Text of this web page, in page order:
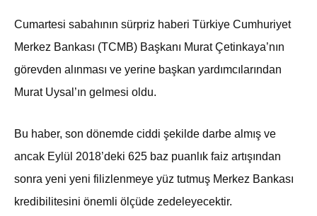
Cumartesi sabahının sürpriz haberi Türkiye Cumhuriyet
Merkez Bankası (TCMB) Başkanı Murat Çetinkaya’nın
görevden alınması ve yerine başkan yardımcılarından
Murat Uysal’ın gelmesi oldu.
Bu haber, son dönemde ciddi şekilde darbe almış ve
ancak Eylül 2018’deki 625 baz puanlık faiz artışından
sonra yeni yeni filizlenmeye yüz tutmuş Merkez Bankası
kredibilitesini önemli ölçüde zedeleyecektir.